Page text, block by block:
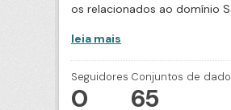
os relacionados ao domínio
leia mais
Seguidores
0
Conjuntos de
65